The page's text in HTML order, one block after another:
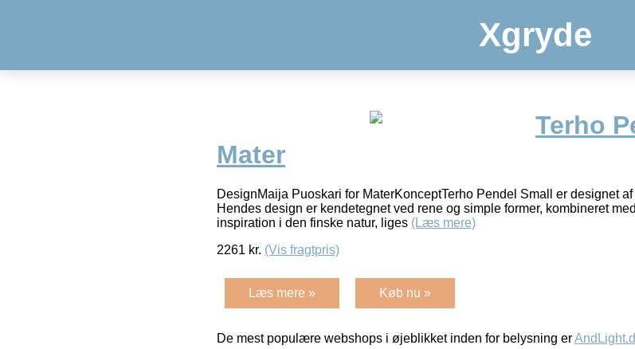
Xgryde
Terho
Mater
DesignMaija Puoskari for MaterKonceptTerho Pendel Small er designet
Hendes design er kendetegnet ved rene og simple former, kombineret
inspiration i den finske natur, liges (Læs mere)
2261 kr. (Vis fragtpris)
Læs mere » Køb nu »
De mest populære webshops i øjeblikket inden for belysning er